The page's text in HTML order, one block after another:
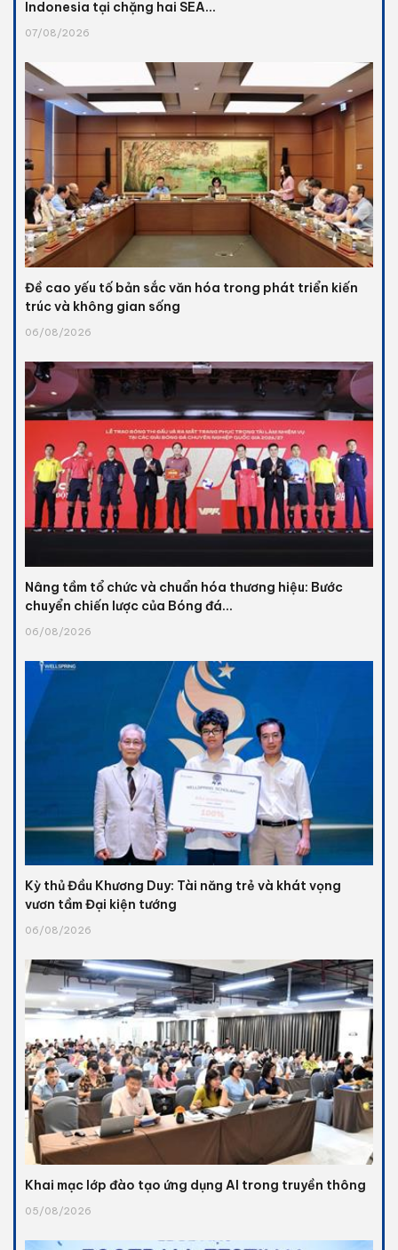
Indonesia tại chặng hai SEA...
07/08/2026
Đề cao yếu tố bản sắc văn hóa trong phát triển kiến
trúc và không gian sống
06/08/2026
Nâng tầm tổ chức và chuẩn hóa thương hiệu: Bước
chuyển chiến lược của Bóng đá...
06/08/2026
Kỳ thủ Đầu Khương Duy: Tài năng trẻ và khát vọng
vươn tầm Đại kiện tướng
06/08/2026
Khai mạc lớp đào tạo ứng dụng AI trong truyền thông
05/08/2026